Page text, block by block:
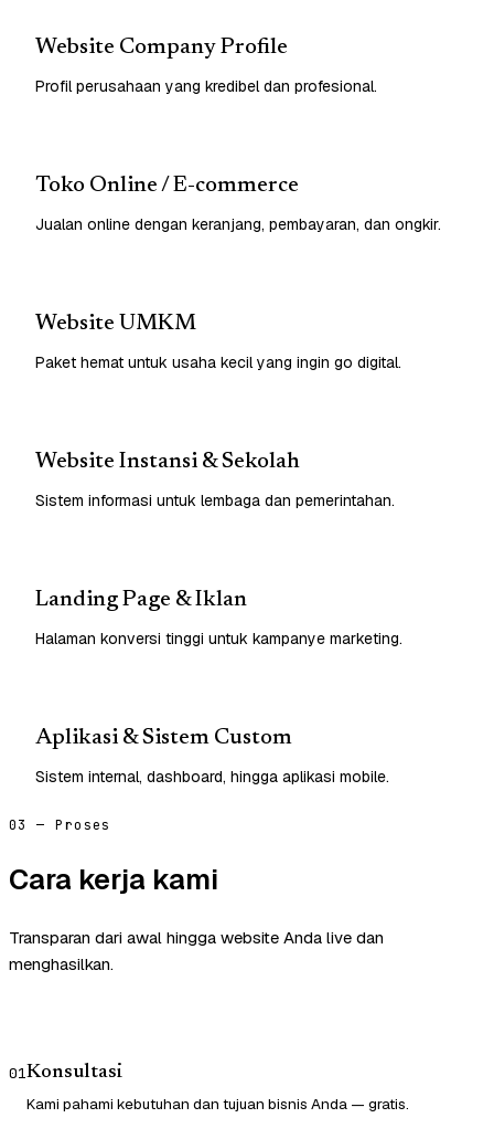
Website Company Profile
Profil perusahaan yang kredibel dan profesional.
Toko Online / E-commerce
Jualan online dengan keranjang, pembayaran, dan ongkir.
Website UMKM
Paket hemat untuk usaha kecil yang ingin go digital.
Website Instansi & Sekolah
Sistem informasi untuk lembaga dan pemerintahan.
Landing Page & Iklan
Halaman konversi tinggi untuk kampanye marketing.
Aplikasi & Sistem Custom
Sistem internal, dashboard, hingga aplikasi mobile.
03 — Proses
Cara kerja kami
Transparan dari awal hingga website Anda live dan
menghasilkan.
01Konsultasi
Kami pahami kebutuhan dan tujuan bisnis Anda — gratis.